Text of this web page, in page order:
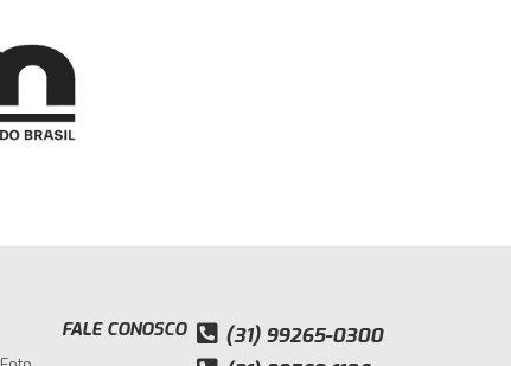
FALE CONOSCO
(31) 99265-0300